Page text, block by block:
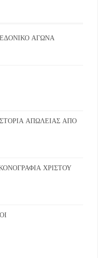
ΑΓΩΝΑ
ΑΠΩΛΕΙΑΣ ΑΠΟ
ΧΡΙΣΤΟΥ